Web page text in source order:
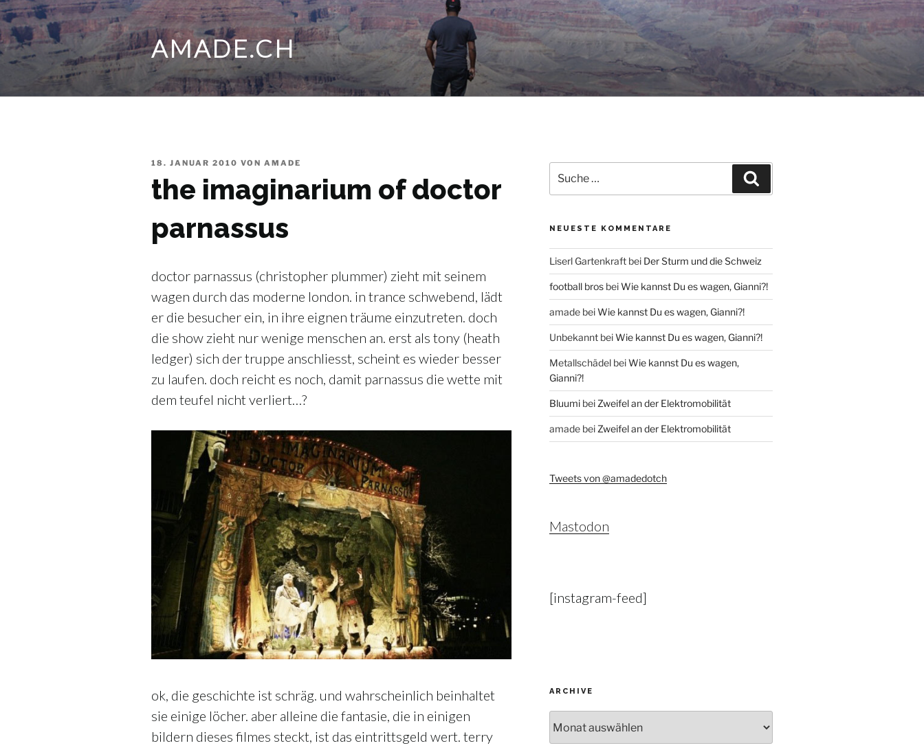
Zum
Inhalt
springen
AMADE.CH
VERÖFFENTLICHT
18. JANUAR 2010 VON AMADE
the imaginarium of doctor
parnassus
doctor parnassus (christopher plummer) zieht mit seinem
wagen durch das moderne london. in trance schwebend, lädt
er die besucher ein, in ihre eignen träume einzutreten. doch
die show zieht nur wenige menschen an. erst als tony (heath
ledger) sich der truppe anschliesst, scheint es wieder besser
zu laufen. doch reicht es noch, damit parnassus die wette mit
dem teufel nicht verliert…?
ok, die geschichte ist schräg. und wahrscheinlich beinhaltet
sie einige löcher. aber alleine die fantasie, die in einigen
bildern dieses filmes steckt, ist das eintrittsgeld wert. terry
nach:
NEUESTE KOMMENTARE
Liserl Gartenkraftbei Der Sturm und die Schweiz
football brosbeiWie kannst Du es wagen, Gianni?!
amadebeiWie kannst Du es wagen, Gianni?!
UnbekanntbeiWie kannst Du es wagen, Gianni?!
MetallschädelbeiWie kannst Du es wagen,
Gianni?!
Bluumibei Zweifel an der Elektromobilität
amadebei Zweifel an der Elektromobilität
Tweets von @amadedotch
Mastodon
[instagram-feed]
ARCHIVE